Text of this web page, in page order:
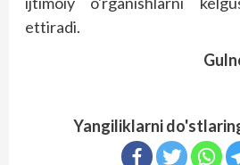
ettiradi.
Yangiliklarni